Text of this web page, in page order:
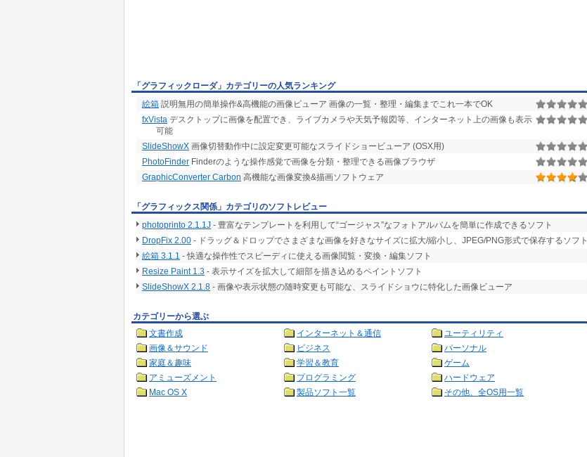
「グラフィックローダ」カテゴリーの人気ランキング
絵箱 説明無用の簡単操作&高機能の画像ビューア 画像の一覧・整理・編集までこれ一本でOK
fxVista デスクトップに画像を配置でき、ライブカメラや天気予報図等、インターネット上の画像も表示
可能
SlideShowX 画像切替動作中に設定変更可能なスライドショービューア (OSX用)
PhotoFinder Finderのような操作感覚で画像を分類・整理できる画像ブラウザ
GraphicConverter Carbon 高機能な画像変換&描画ソフトウェア
「グラフィックス関係」カテゴリのソフトレビュー
photoprinto 2.1.1J - 豊富なテンプレートを利用して“ゴージャス”なフォトアルバムを簡単に作成できるソフト
DropFix 2.00 - ドラッグ＆ドロップでさまざまな画像を好きなサイズに拡大/縮小し、JPEG/PNG形式で保存するソフト
絵箱 3.1.1 - 快適な操作性でスピーディに使える画像閲覧・変換・編集ソフト
Resize Paint 1.3 - 表示サイズを拡大して細部を描き込めるペイントソフト
SlideShowX 2.1.8 - 画像や表示状態の随時変更も可能な、スライドショウに特化した画像ビューア
カテゴリーから選ぶ
文書作成
インターネット＆通信
ユーティリティ
画像＆サウンド
ビジネス
パーソナル
家庭＆趣味
学習＆教育
ゲーム
アミューズメント
プログラミング
ハードウェア
Mac OS X
製品ソフト一覧 その他、全OS用一覧